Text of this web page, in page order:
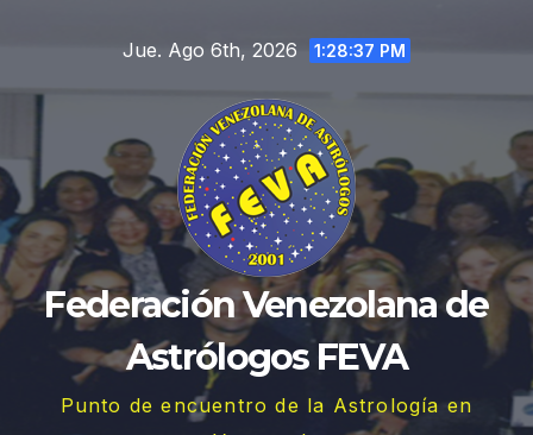
contenido
Jue. Ago 6th, 2026 1:28:39 PM
Federación Venezolana de
Astrólogos FEVA
Punto de encuentro de la Astrología en